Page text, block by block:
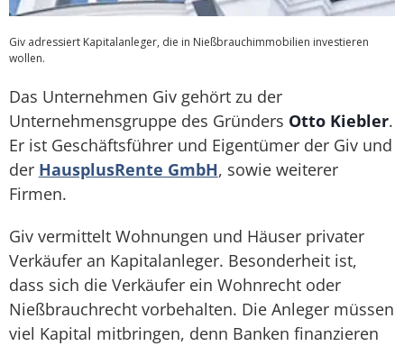
Giv adressiert Kapitalanleger, die in Nießbrauchimmobilien investieren
wollen.
Das Unternehmen Giv gehört zu der
Unternehmensgruppe des Gründers Otto Kiebler.
Er ist Geschäftsführer und Eigentümer der Giv und
der HausplusRente GmbH, sowie weiterer
Firmen.
Giv vermittelt Wohnungen und Häuser privater
Verkäufer an Kapitalanleger. Besonderheit ist,
dass sich die Verkäufer ein Wohnrecht oder
Nießbrauchrecht vorbehalten. Die Anleger müssen
viel Kapital mitbringen, denn Banken finanzieren